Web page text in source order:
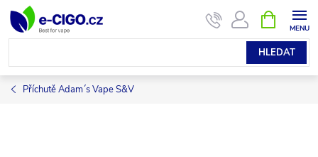
Přejít
obsah
HLEDAT
NÁKUPNÍ
KOŠÍK
Příchutě Adam´s Vape S&V